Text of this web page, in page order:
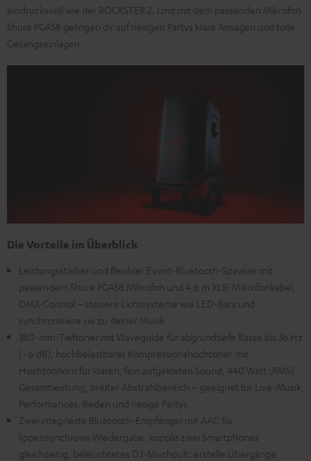
eindrucksvoll wie der ROCKSTER 2. Und mit dem passenden Mikrofon
Shure PGA58 gelingen dir auf riesigen Partys klare Ansagen und tolle
Gesangseinlagen.
Die Vorteile im Überblick
Leistungsstarker und flexibler Event-Bluetooth-Speaker mit
passendem Shure PGA58 Mikrofon und 4,6 m XLR-Mikrofonkabel,
DMX-Control – steuere Lichtsysteme wie LED-Bars und
synchronisiere sie zu deiner Musik
380-mm-Tieftöner mit Waveguide für abgrundtiefe Bässe bis 36 Hz
(- 6 dB), hochbelastbarer Kompressionshochtöner mit
Hochtonhorn für klaren, fein aufgelösten Sound, 440 Watt (RMS)
Gesamtleistung, breiter Abstrahlbereich – geeignet für Live-Musik,
Performances, Reden und riesige Partys
Zwei integrierte Bluetooth-Empfänger mit AAC für
lippensynchrone Wiedergabe, kopple zwei Smartphones
gleichzeitig, beleuchtetes DJ-Mischpult: erstelle Übergänge